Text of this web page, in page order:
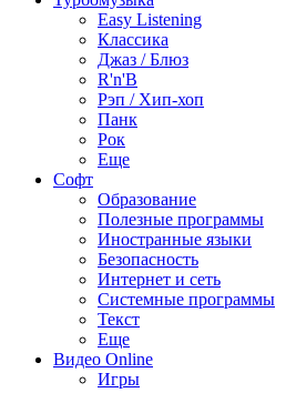
Easy Listening
Классика
Джаз / Блюз
R'n'B
Рэп / Хип-хоп
Панк
Рок
Еще
Софт
Образование
Полезные программы
Иностранные языки
Безопасность
Интернет и сеть
Системные программы
Текст
Еще
Видео Online
Игры